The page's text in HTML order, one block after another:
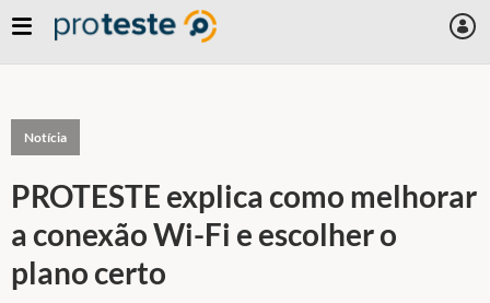
Notícia
PROTESTE explica como melhorar
a conexão Wi-Fi e escolher o
plano certo